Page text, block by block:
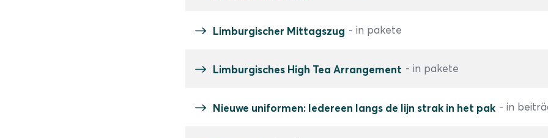
Limburgischer Mittagszug - in pakete
Limburgisches High Tea Arrangement - in pakete
Nieuwe uniformen: Iedereen langs de lijn strak in het pak - in